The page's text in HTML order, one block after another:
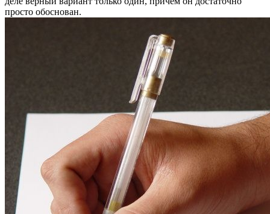
просто обоснован.